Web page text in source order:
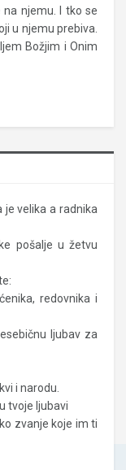
njemu. I tko se
u njemu prebiva.
Božjim i Onim
je velika a radnika
pošalje u žetvu
redovnika i
ljubav za
i narodu.
tvoje ljubavi
zvanje koje im ti